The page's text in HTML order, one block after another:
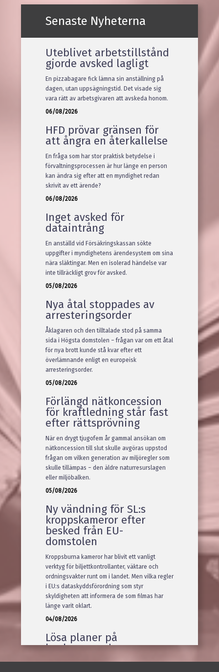
Senaste Nyheterna
Uteblivet arbetstillstånd
gjorde avsked lagligt
En pizzabagare fick lämna sin anställning på
dagen, utan uppsägningstid. Det visade sig
vara rätt av arbetsgivaren att avskeda honom.
06/08/2026
HFD prövar gränsen för
att ångra en återkallelse
En fråga som har stor praktisk betydelse i
förvaltningsprocessen är hur länge en person
kan ändra sig efter att en myndighet redan
skrivit av ett ärende?
06/08/2026
Inget avsked för
dataintrång
En anställd vid Försäkringskassan sökte
uppgifter i myndighetens ärendesystem om sina
nära släktingar. Men en isolerad händelse var
inte tillräckligt grov för avsked.
05/08/2026
Nya åtal stoppades av
arresteringsorder
Åklagaren och den tilltalade stod på samma
sida i Högsta domstolen – frågan var om ett åtal
för nya brott kunde stå kvar efter ett
överlämnande enligt en europeisk
arresteringsorder.
05/08/2026
Förlängd nätkoncession
för kraftledning står fast
efter rättsprövning
När en drygt tjugofem år gammal ansökan om
nätkoncession till slut skulle avgöras uppstod
frågan om vilken generation av miljöregler som
skulle tillämpas – den äldre naturresurslagen
eller miljöbalken.
05/08/2026
Ny vändning för SL:s
kroppskameror efter
besked från EU-
domstolen
Kroppsburna kameror har blivit ett vanligt
verktyg för biljettkontrollanter, väktare och
ordningsvakter runt om i landet. Men vilka regler
i EU:s dataskyddsförordning som styr
skyldigheten att informera de som filmas har
länge varit oklart.
04/08/2026
Lösa planer på
konkurrerande
verksamhet räcker inte